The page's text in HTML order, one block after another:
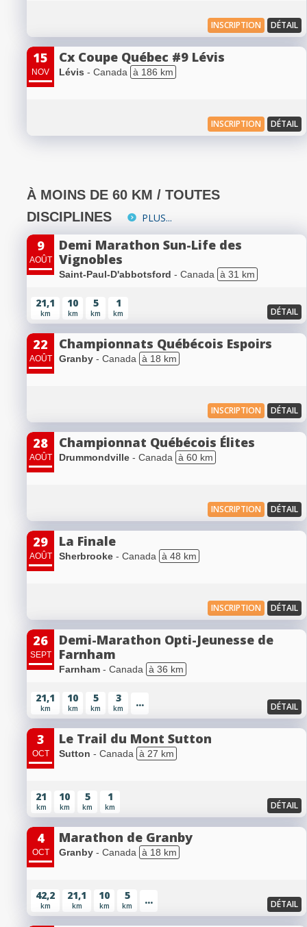
INSCRIPTION DÉTAIL
15
NOV
Cx Coupe Québec #9 Lévis
Lévis - Canada à 186 km
INSCRIPTION DÉTAIL
À MOINS DE 60 KM / TOUTES
DISCIPLINES
PLUS...
9
AOÛT
Demi Marathon Sun-Life des
Vignobles
Saint-Paul-D'abbotsford - Canada à 31 km
21,1
km
10
km
5
km
1
km DÉTAIL
22
AOÛT
Championnats Québécois Espoirs
Granby - Canada à 18 km
INSCRIPTION DÉTAIL
28
AOÛT
Championnat Québécois Élites
Drummondville - Canada à 60 km
INSCRIPTION DÉTAIL
29
AOÛT
La Finale
Sherbrooke - Canada à 48 km
INSCRIPTION DÉTAIL
26
SEPT
Demi-Marathon Opti-Jeunesse de
Farnham
Farnham - Canada à 36 km
21,1
km
10
km
5
km
3
km ... DÉTAIL
3
OCT
Le Trail du Mont Sutton
Sutton - Canada à 27 km
21
km
10
km
5
km
1
km DÉTAIL
4
OCT
Marathon de Granby
Granby - Canada à 18 km
42,2
km
21,1
km
10
km
5
km ... DÉTAIL